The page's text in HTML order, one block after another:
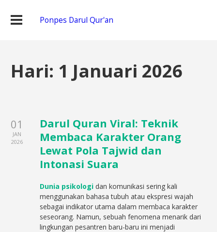
Ponpes Darul Qur'an
Hari: 1 Januari 2026
01
JAN
2026
Darul Quran Viral: Teknik
Membaca Karakter Orang
Lewat Pola Tajwid dan
Intonasi Suara
Dunia psikologi dan komunikasi sering kali
menggunakan bahasa tubuh atau ekspresi wajah
sebagai indikator utama dalam membaca karakter
seseorang. Namun, sebuah fenomena menarik dari
lingkungan pesantren baru-baru ini menjadi